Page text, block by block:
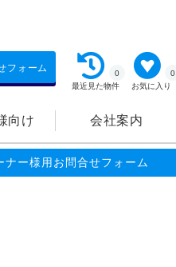
お気に入り
0
最近見た物件
0
フォーム
向け 会社案内
ナー様用お問合せフォーム